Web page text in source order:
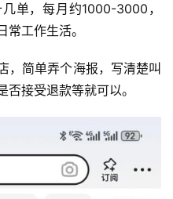
单，每月约1000-3000，
工作生活。
，简单弄个海报，写清楚叫
接受退款等就可以。